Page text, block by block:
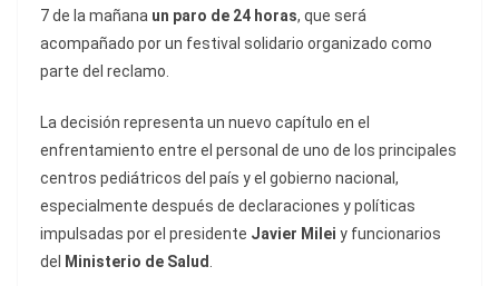
7 de la mañana un paro de 24 horas, que será
acompañado por un festival solidario organizado como
parte del reclamo.
La decisión representa un nuevo capítulo en el
enfrentamiento entre el personal de uno de los principales
centros pediátricos del país y el gobierno nacional,
especialmente después de declaraciones y políticas
impulsadas por el presidente Javier Milei y funcionarios
del
Ministerio de Salud.